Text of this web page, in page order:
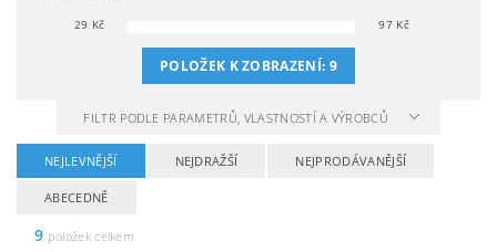
29 Kč 97Kč
POLOŽEK K ZOBRAZENÍ: 9
FILTR PODLE PARAMETRŮ, VLASTNOSTÍ A VÝROBCŮ
NEJLEVNĚJŠÍ NEJDRAŽŠÍ NEJPRODÁVANĚJŠÍ
ABECEDNĚ
9 položek celkem